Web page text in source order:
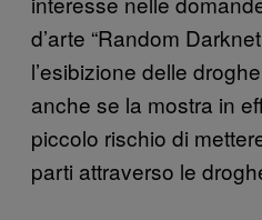
d’arte “Random
l’esibizione delle
anche se la mostra in
piccolo rischio di
parti attraverso le